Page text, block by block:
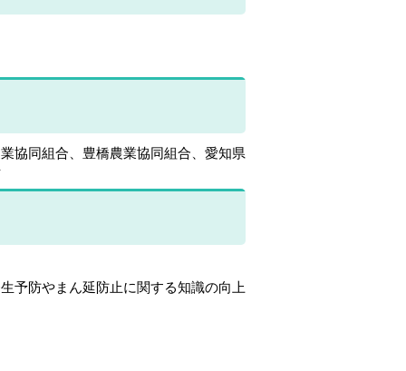
協同組合、豊橋農業協同組合、愛知県
予防やまん延防止に関する知識の向上